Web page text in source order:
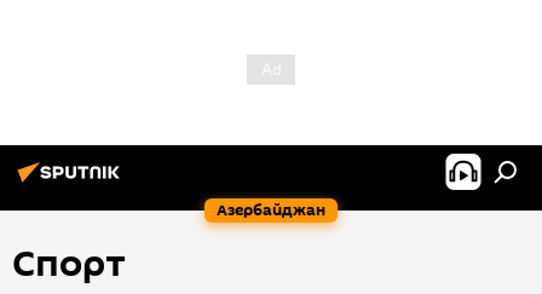
Азербайджан
Спорт